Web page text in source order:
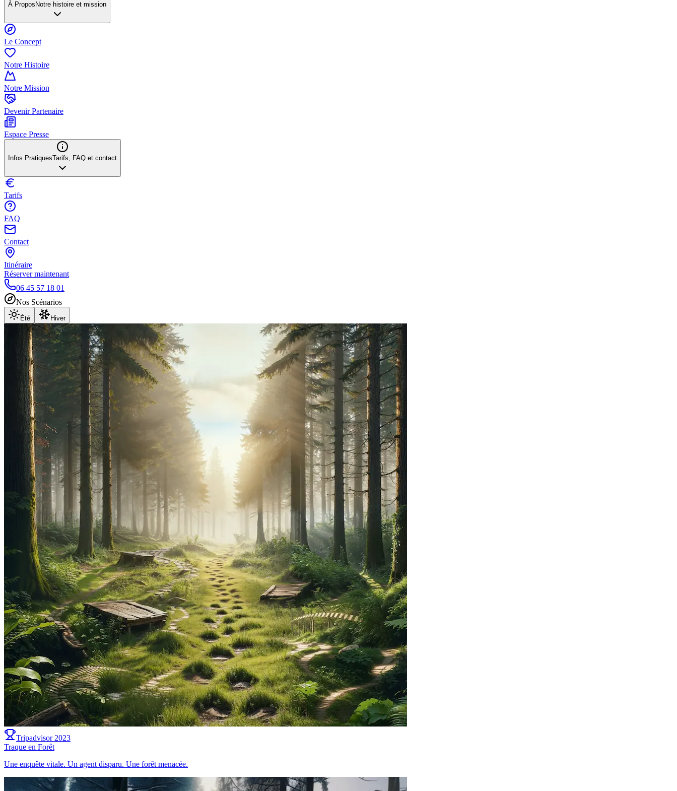
À Propos Notre histoire et mission
Le Concept
Notre Histoire
Notre Mission
Devenir Partenaire
Espace Presse
Infos PratiquesTarifs, FAQ et contact
Tarifs
FAQ
Contact
Itinéraire
Réserver maintenant
06 45 57 18 01
Nos Scénarios
Été Hiver
Tripadvisor 2023
Traque en Forêt
Une enquête vitale. Un agent disparu. Une forêt menacée.